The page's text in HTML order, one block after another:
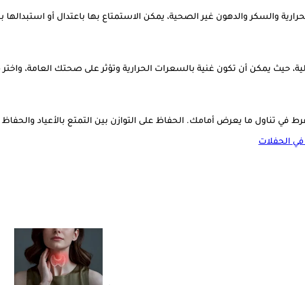
والسكر والدهون غير الصحية، يمكن الاستمتاع بها باعتدال أو
حيث يمكن أن تكون غنية بالسعرات الحرارية وتؤثر على صحتك العامة،
في تناول ما يعرض أمامك. الحفاظ على التوازن بين التمتع بالأعياد
الحفلات